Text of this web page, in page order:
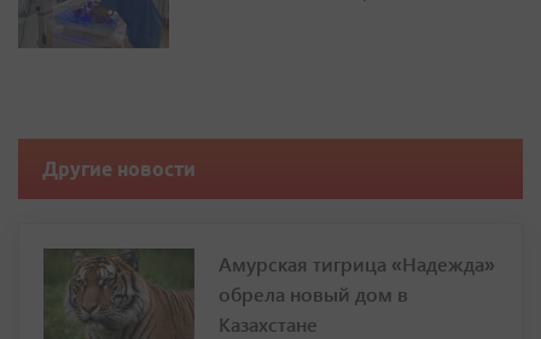
Другие новости
Амурская тигрица «Надежда»
обрела новый дом в
Казахстане